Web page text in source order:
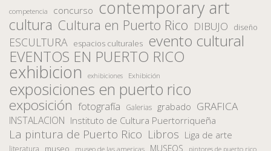
competencia concurso contemporary art
cultura Cultura en Puerto Rico DIBUJO diseño
ESCULTURA espacios culturales evento cultural
EVENTOS EN PUERTO RICO
exhibicion exhibiciones Exhibición
exposiciones en puerto rico
exposición fotografía Galerias grabado GRAFICA
INSTALACION Instituto de Cultura Puertorriqueña
La pintura de Puerto Rico Libros Liga de arte
museo museo de las americas MUSEOS pintores de puerto rico